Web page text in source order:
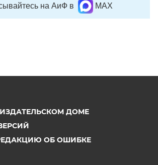
на АиФ в MAX
ДОМЕ
ОБ ОШИБКЕ